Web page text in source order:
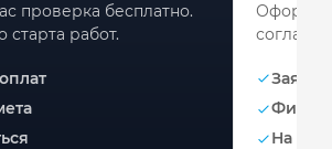
проверка бесплатно.
старта работ.
Заявка
На